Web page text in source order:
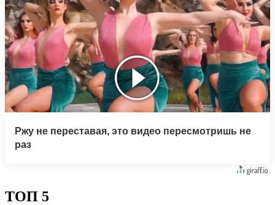
Ржу не переставая, это видео пересмотришь не
раз
ТОП 5